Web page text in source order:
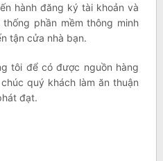
hành đăng ký tài khoản và
phần mềm thông minh
tận cửa nhà bạn.
tôi để có được nguồn hàng
quý khách làm ăn thuận
đạt.